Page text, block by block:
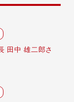
田中 雄二郎さ